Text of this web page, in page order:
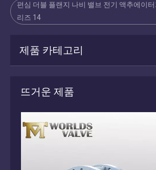
편심 더블 플랜지 나비 밸브 전기 액추에이
리즈 14
제품 카테고리
뜨거운 제품